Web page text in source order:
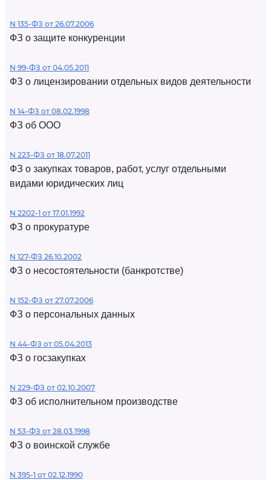
N 135-ФЗ от 26.07.2006
ФЗ о защите конкуренции
N 99-ФЗ от 04.05.2011
ФЗ о лицензировании отдельных видов деятельности
N 14-ФЗ от 08.02.1998
ФЗ об ООО
N 223-ФЗ от 18.07.2011
ФЗ о закупках товаров, работ, услуг отдельными
видами юридических лиц
N 2202-1 от 17.01.1992
ФЗ о прокуратуре
N 127-ФЗ 26.10.2002
ФЗ о несостоятельности (банкротстве)
N 152-ФЗ от 27.07.2006
ФЗ о персональных данных
N 44-ФЗ от 05.04.2013
ФЗ о госзакупках
N 229-ФЗ от 02.10.2007
ФЗ об исполнительном производстве
N 53-ФЗ от 28.03.1998
ФЗ о воинской службе
N 395-1 от 02.12.1990